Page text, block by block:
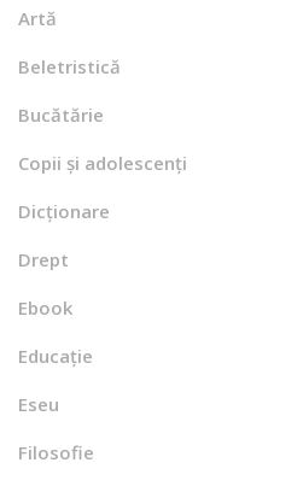
Artă
Beletristică
Bucătărie
Copii și adolescenți
Dicționare
Drept
Ebook
Educație
Eseu
Filosofie